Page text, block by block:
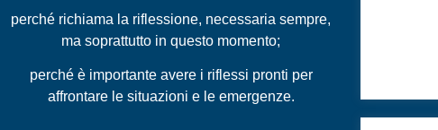
perché richiama la riflessione, necessaria sempre,
ma soprattutto in questo momento;
perché è importante avere i riflessi pronti per
affrontare le situazioni e le emergenze.